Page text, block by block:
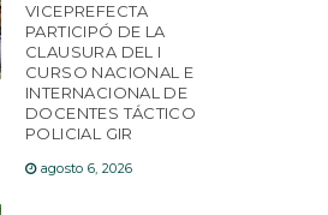
VICEPREFECTA
PARTICIPÓ DE LA
CLAUSURA DEL I
CURSO NACIONAL E
INTERNACIONAL DE
DOCENTES TÁCTICO
POLICIAL GIR
agosto 6, 2026